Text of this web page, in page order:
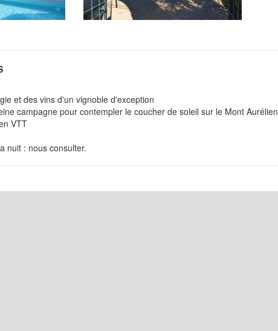
et des vins d'un vignoble d'exception
campagne pour contempler le coucher de soleil sur le Mont Aurélien
VTT
nuit : nous consulter.